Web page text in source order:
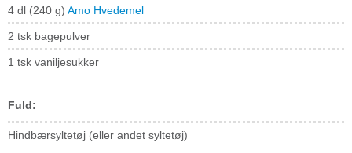
4 dl (240 g) Amo Hvedemel
2 tsk bagepulver
1 tsk vaniljesukker
Fuld:
Hindbærsyltetøj (eller andet syltetøj)